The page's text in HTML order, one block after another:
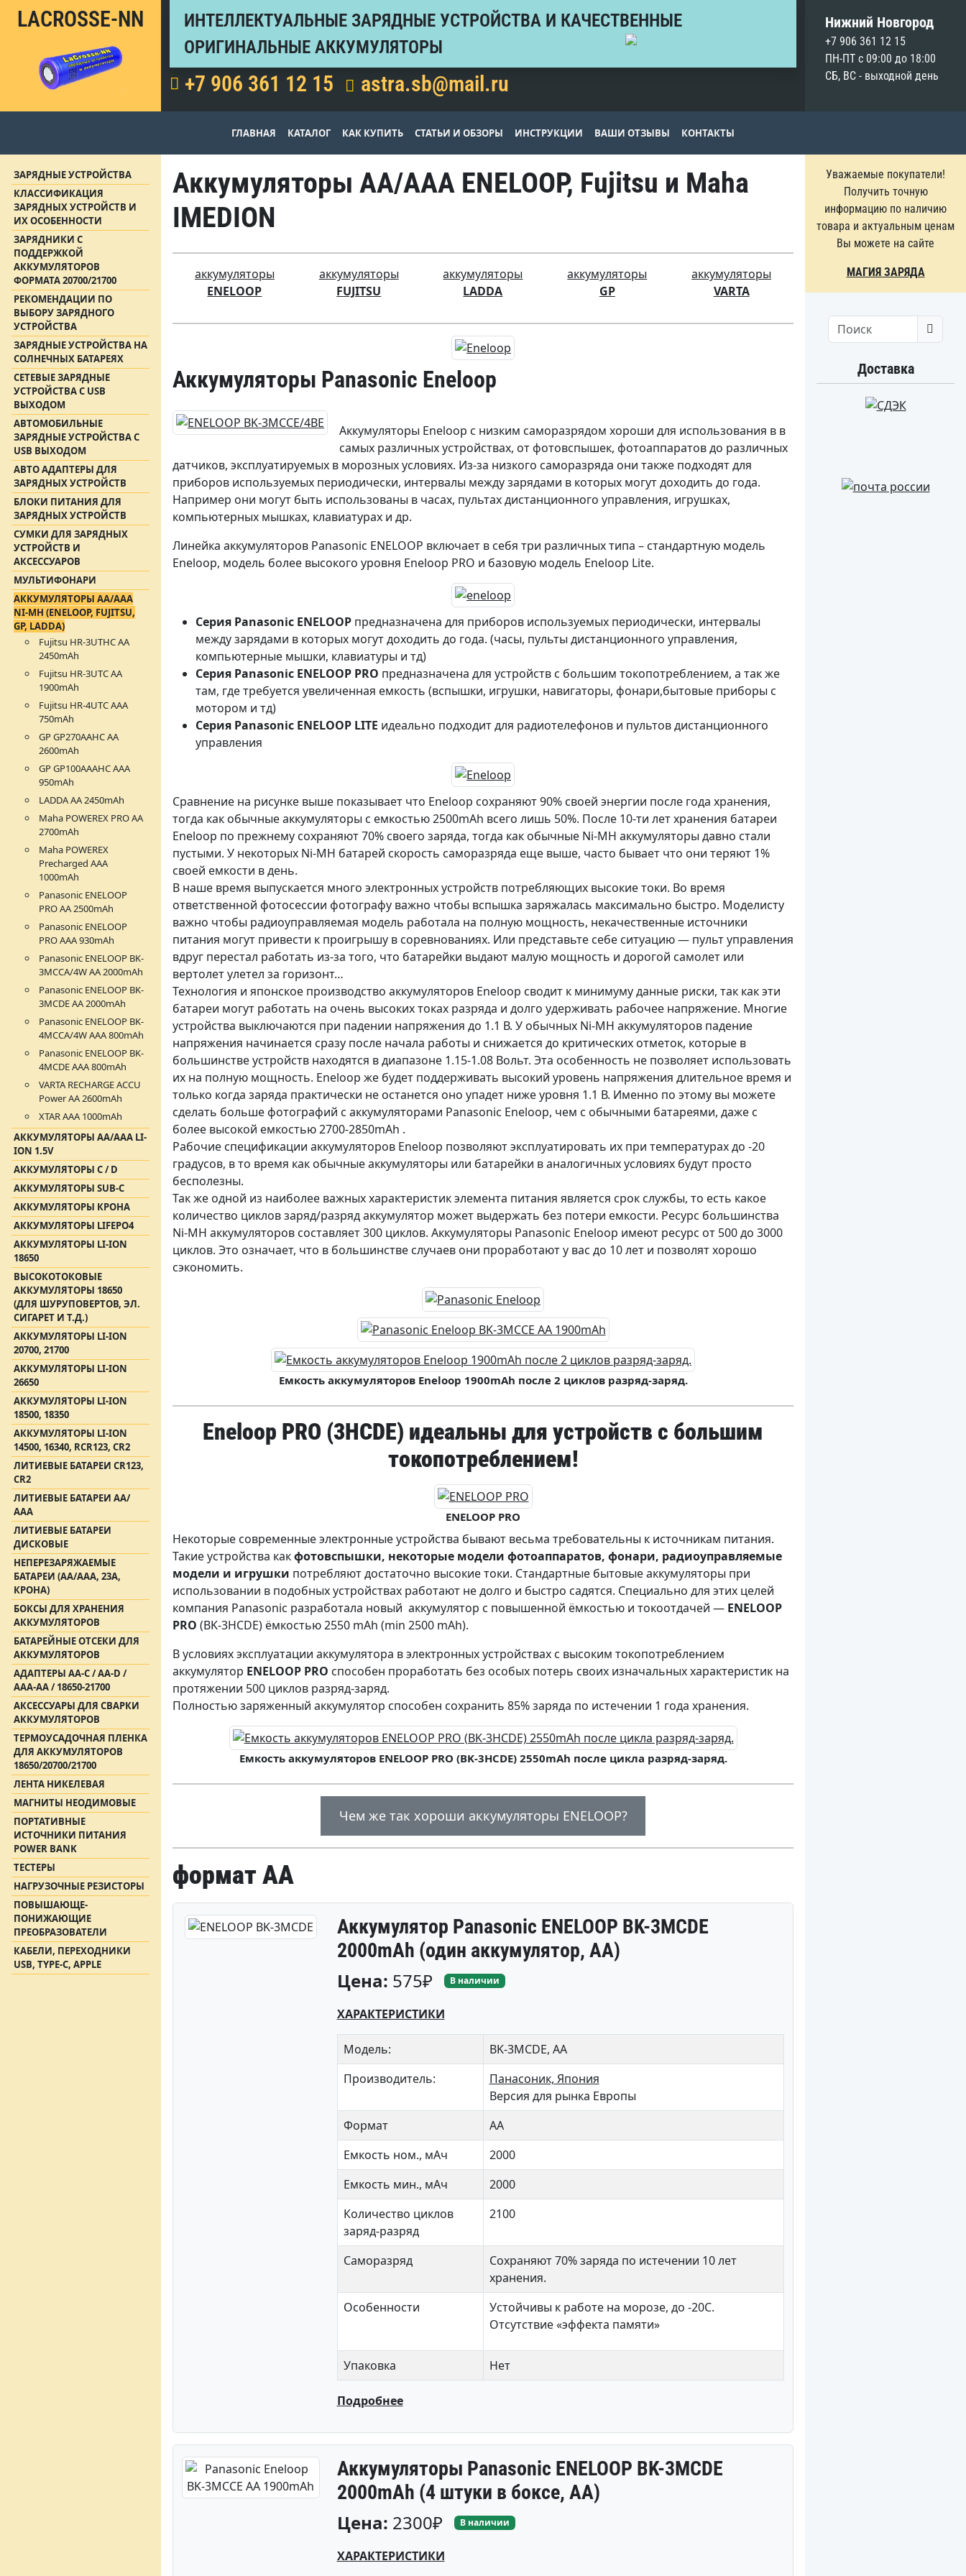
LACROSSE-NN
ИНТЕЛЛЕКТУАЛЬНЫЕ ЗАРЯДНЫЕ УСТРОЙСТВА И КАЧЕСТВЕННЫЕ
ОРИГИНАЛЬНЫЕ АККУМУЛЯТОРЫ
+7 906 361 12 15 astra.sb@mail.ru
Нижний Новгород
+7 906 361 12 15
ПН-ПТ с 09:00 до 18:00
СБ, ВС - выходной день
ГЛАВНАЯ КАТАЛОГ КАК КУПИТЬ СТАТЬИ И ОБЗОРЫ ИНСТРУКЦИИ ВАШИ ОТЗЫВЫ КОНТАКТЫ
ЗАРЯДНЫЕ УСТРОЙСТВА
КЛАССИФИКАЦИЯ
ЗАРЯДНЫХ УСТРОЙСТВ И
ИХ ОСОБЕННОСТИ
ЗАРЯДНИКИ С
ПОДДЕРЖКОЙ
АККУМУЛЯТОРОВ
ФОРМАТА 20700/21700
РЕКОМЕНДАЦИИ ПО
ВЫБОРУ ЗАРЯДНОГО
УСТРОЙСТВА
ЗАРЯДНЫЕ УСТРОЙСТВА НА
СОЛНЕЧНЫХ БАТАРЕЯХ
СЕТЕВЫЕ ЗАРЯДНЫЕ
УСТРОЙСТВА С USB
ВЫХОДОМ
АВТОМОБИЛЬНЫЕ
ЗАРЯДНЫЕ УСТРОЙСТВА С
USB ВЫХОДОМ
АВТО АДАПТЕРЫ ДЛЯ
ЗАРЯДНЫХ УСТРОЙСТВ
БЛОКИ ПИТАНИЯ ДЛЯ
ЗАРЯДНЫХ УСТРОЙСТВ
СУМКИ ДЛЯ ЗАРЯДНЫХ
УСТРОЙСТВ И
АКСЕССУАРОВ
МУЛЬТИФОНАРИ
АККУМУЛЯТОРЫ АА/ААА
NI-MH (ENELOOP, FUJITSU,
GP, LADDA)
Fujitsu HR-3UTHC АА
2450mAh
Fujitsu HR-3UTC АА
1900mAh
Fujitsu HR-4UTC АAА
750mAh
GP GP270AAHC AA
2600mAh
GP GP100AAAHC AAA
950mAh
LADDA АА 2450mAh
Maha POWEREX PRO AA
2700mAh
Maha POWEREX
Precharged AAA
1000mAh
Panasonic ENELOOP
PRO АА 2500mAh
Panasonic ENELOOP
PRO АAА 930mAh
Panasonic ENELOOP BK-
3MCCA/4W АA 2000mAh
Panasonic ENELOOP BK-
3MCDE АА 2000mAh
Panasonic ENELOOP BK-
4MCCA/4W ААA 800mAh
Panasonic ENELOOP BK-
4MCDE АAА 800mAh
VARTA RECHARGE ACCU
Power AA 2600mAh
XTAR AAA 1000mAh
АККУМУЛЯТОРЫ АА/AAA LI-
ION 1.5V
АККУМУЛЯТОРЫ C / D
АККУМУЛЯТОРЫ SUB-C
АККУМУЛЯТОРЫ КРОНА
АККУМУЛЯТОРЫ LIFEPO4
АККУМУЛЯТОРЫ LI-ION
18650
ВЫСОКОТОКОВЫЕ
АККУМУЛЯТОРЫ 18650
(ДЛЯ ШУРУПОВЕРТОВ, ЭЛ.
СИГАРЕТ И Т.Д.)
АККУМУЛЯТОРЫ LI-ION
20700, 21700
АККУМУЛЯТОРЫ LI-ION
26650
АККУМУЛЯТОРЫ LI-ION
18500, 18350
АККУМУЛЯТОРЫ LI-ION
14500, 16340, RCR123, CR2
ЛИТИЕВЫЕ БАТАРЕИ CR123,
CR2
ЛИТИЕВЫЕ БАТАРЕИ АА/
ААА
ЛИТИЕВЫЕ БАТАРЕИ
ДИСКОВЫЕ
НЕПЕРЕЗАРЯЖАЕМЫЕ
БАТАРЕИ (АА/ААА, 23A,
КРОНА)
БОКСЫ ДЛЯ ХРАНЕНИЯ
АККУМУЛЯТОРОВ
БАТАРЕЙНЫЕ ОТСЕКИ ДЛЯ
АККУМУЛЯТОРОВ
АДАПТЕРЫ АА-С / АА-D /
AAA-AA / 18650-21700
АКСЕССУАРЫ ДЛЯ СВАРКИ
АККУМУЛЯТОРОВ
ТЕРМОУСАДОЧНАЯ ПЛЕНКА
ДЛЯ АККУМУЛЯТОРОВ
18650/20700/21700
ЛЕНТА НИКЕЛЕВАЯ
МАГНИТЫ НЕОДИМОВЫЕ
ПОРТАТИВНЫЕ
ИСТОЧНИКИ ПИТАНИЯ
POWER BANK
ТЕСТЕРЫ
НАГРУЗОЧНЫЕ РЕЗИСТОРЫ
ПОВЫШАЮЩЕ-
ПОНИЖАЮЩИЕ
ПРЕОБРАЗОВАТЕЛИ
КАБЕЛИ, ПЕРЕХОДНИКИ
USB, TYPE-C, APPLE
Аккумуляторы АА/ААА ENELOOP, Fujitsu и Maha
IMEDION
аккумуляторы
ENELOOP
аккумуляторы
FUJITSU
аккумуляторы
LADDA
аккумуляторы
GP
аккумуляторы
VARTA
Аккумуляторы Panasonic Eneloop
Аккумуляторы Eneloop с низким саморазрядом хороши для использования в в
самых различных устройствах, от фотовспышек, фотоаппаратов до различных
датчиков, эксплуатируемых в морозных условиях. Из-за низкого саморазряда они также подходят для
приборов используемых периодически, интервалы между зарядами в которых могут доходить до года.
Например они могут быть использованы в часах, пультах дистанционного управления, игрушках,
компьютерных мышках, клавиатурах и др.
Линейка аккумуляторов Panasonic ENELOOP включает в себя три различных типа – стандартную модель
Eneloop, модель более высокого уровня Eneloop PRO и базовую модель Eneloop Lite.
Серия Panasonic ENELOOP предназначена для приборов используемых периодически, интервалы
между зарядами в которых могут доходить до года. (часы, пульты дистанционного управления,
компьютерные мышки, клавиатуры и тд)
Серия Panasonic ENELOOP PRO предназначена для устройств с большим токопотреблением, а так же
там, где требуется увеличенная емкость (вспышки, игрушки, навигаторы, фонари,бытовые приборы с
мотором и тд)
Серия Panasonic ENELOOP LITE идеально подходит для радиотелефонов и пультов дистанционного
управления
Сравнение на рисунке выше показывает что Eneloop сохраняют 90% своей энергии после года хранения,
тогда как обычные аккумуляторы с емкостью 2500mAh всего лишь 50%. После 10-ти лет хранения батареи
Eneloop по прежнему сохраняют 70% своего заряда, тогда как обычные Ni-MH аккумуляторы давно стали
пустыми. У некоторых Ni-MH батарей скорость саморазряда еще выше, часто бывает что они теряют 1%
своей емкости в день.
В наше время выпускается много электронных устройств потребляющих высокие токи. Во время
ответственной фотосессии фотографу важно чтобы вспышка заряжалась максимально быстро. Моделисту
важно чтобы радиоуправляемая модель работала на полную мощность, некачественные источники
питания могут привести к проигрышу в соревнованиях. Или представьте себе ситуацию — пульт управления
вдруг перестал работать из-за того, что батарейки выдают малую мощность и дорогой самолет или
вертолет улетел за горизонт…
Технология и японское производство аккумуляторов Eneloop сводит к минимуму данные риски, так как эти
батареи могут работать на очень высоких токах разряда и долго удерживать рабочее напряжение. Многие
устройства выключаются при падении напряжения до 1.1 В. У обычных Ni-MH аккумуляторов падение
напряжения начинается сразу после начала работы и снижается до критических отметок, которые в
большинстве устройств находятся в диапазоне 1.15-1.08 Вольт. Эта особенность не позволяет использовать
их на полную мощность. Eneloop же будет поддерживать высокий уровень напряжения длительное время и
только когда заряда практически не останется оно упадет ниже уровня 1.1 В. Именно по этому вы можете
сделать больше фотографий с аккумуляторами Panasonic Eneloop, чем с обычными батареями, даже с
более высокой емкостью 2700-2850mAh .
Рабочие спецификации аккумуляторов Eneloop позволяют эксплуатировать их при температурах до -20
градусов, в то время как обычные аккумуляторы или батарейки в аналогичных условиях будут просто
бесполезны.
Так же одной из наиболее важных характеристик элемента питания является срок службы, то есть какое
количество циклов заряд/разряд аккумулятор может выдержать без потери емкости. Ресурс большинства
Ni-MH аккумуляторов составляет 300 циклов. Аккумуляторы Panasonic Eneloop имеют ресурс от 500 до 3000
циклов. Это означает, что в большинстве случаев они проработают у вас до 10 лет и позволят хорошо
сэкономить.
Емкость аккумуляторов Eneloop 1900mAh после 2 циклов разряд-заряд.
Eneloop PRO (3HCDE) идеальны для устройств с большим
токопотреблением!
ENELOOP PRO
Некоторые современные электронные устройства бывают весьма требовательны к источникам питания.
Такие устройства какфотовспышки, некоторые модели фотоаппаратов, фонари, радиоуправляемые
модели и игрушки потребляют достаточно высокие токи. Стандартные бытовые аккумуляторы при
использовании в подобных устройствах работают не долго и быстро садятся. Специально для этих целей
компания Panasonic разработала новый аккумулятор с повышенной ёмкостью и токоотдачей — ENELOOP
PRO (BK-3HCDE) ёмкостью 2550 mAh (min 2500 mAh).
В условиях эксплуатации аккумулятора в электронных устройствах с высоким токопотреблением
аккумулятор ENELOOP PRO способен проработать без особых потерь своих изначальных характеристик на
протяжении 500 циклов разряд-заряд.
Полностью заряженный аккумулятор способен сохранить 85% заряда по истечении 1 года хранения.
Емкость аккумуляторов ENELOOP PRO (BK-3HCDE) 2550mAh после цикла разряд-заряд.
Чем же так хороши аккумуляторы ENELOOP?
формат АА
Аккумулятор Panasonic ENELOOP BK-3MCDE
2000mAh (один аккумулятор, АА)
Цена: 575₽ В наличии
ХАРАКТЕРИСТИКИ
Модель:
BK-3MCDE, АА
Производитель:
Панасоник, Япония
Версия для рынка Европы
Формат
АА
Емкость ном., мАч
2000
Емкость мин., мАч
2000
Количество циклов
заряд-разряд
2100
Саморазряд
Сохраняют 70% заряда по истечении 10 лет
хранения.
Особенности
Устойчивы к работе на морозе, до -20С.
Отсутствие «эффекта памяти»
Упаковка Нет
Подробнее
Аккумуляторы Panasonic ENELOOP BK-3MCDE
2000mAh (4 штуки в боксе, АА)
Цена: 2300₽ В наличии
ХАРАКТЕРИСТИКИ
Уважаемые покупатели!
Получить точную
информацию по наличию
товара и актуальным ценам
Вы можете на сайте
МАГИЯ ЗАРЯДА
Search
Доставка